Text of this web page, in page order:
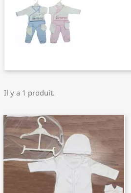
Il y a 1 produit.